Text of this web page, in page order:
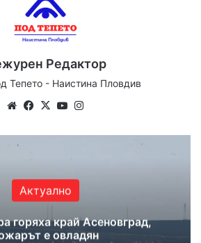
Редактор
Тепето - Наистина Пловдив
WebsiteFacebook
X YouTube
Актуално
горяха край Асеновград,
е овладян